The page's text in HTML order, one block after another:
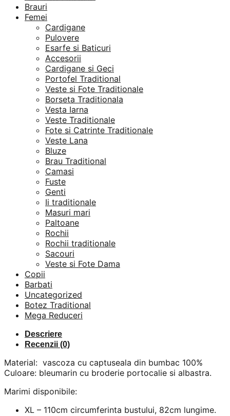
Brauri
Femei
Cardigane
Pulovere
Esarfe si Baticuri
Accesorii
Cardigane si Geci
Portofel Traditional
Veste si Fote Traditionale
Borseta Traditionala
Vesta Iarna
Veste Traditionale
Fote si Catrinte Traditionale
Veste Lana
Bluze
Brau Traditional
Camasi
Fuste
Genti
Ii traditionale
Masuri mari
Paltoane
Rochii
Rochii traditionale
Sacouri
Veste si Fote Dama
Copii
Barbati
Uncategorized
Botez Traditional
Mega Reduceri
Descriere
Recenzii (0)
Material: vascoza cu captuseala din bumbac 100%
Culoare: bleumarin cu broderie portocalie si albastra.
Marimi disponibile:
XL – 110cm circumferinta bustului, 82cm lungime.